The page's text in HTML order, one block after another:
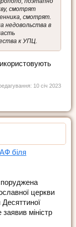
смотрят
смотрят.
недовольства в
к УПЦ.
10 січ 2023
біля
церкви
Десяттиної
міністр